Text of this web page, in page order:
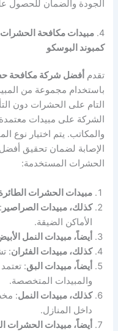
الجودة والضمان للحصول
4. مبيدات مكافحة
كمبوند البوسكو
تقدم أفضل شركة مكافحة
باستخدام مجموعة من
التام على الحشرات دون
الشركة على مبيدات معتمدة
والمكاتب. يتم اختيار نوع
الإصابة لضمان تحقيق
الحشرات المستخدمة:
مبيدات الحشرات
كذلك، مبيدات الصراصير
الأماكن الضيقة.
أيضاً، مبيدات النمل
كذلك، مبيدات الفئران:
أيضاً، مبيدات البق:
والمبيدات المتخصصة.
كذلك، مبيدات النمل:
داخل المنازل.
أيضاً، مبيدات الحشرات